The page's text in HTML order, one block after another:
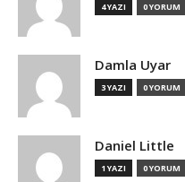
4 YAZI 0 YORUM
Damla Uyar
3 YAZI 0 YORUM
Daniel Little
1 YAZI 0 YORUM